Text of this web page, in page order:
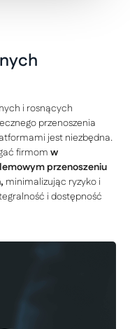
i rosnących
przenoszenia
jest niezbędna.
firmom w
przenoszeniu
minimalizując ryzyko i
i dostępność